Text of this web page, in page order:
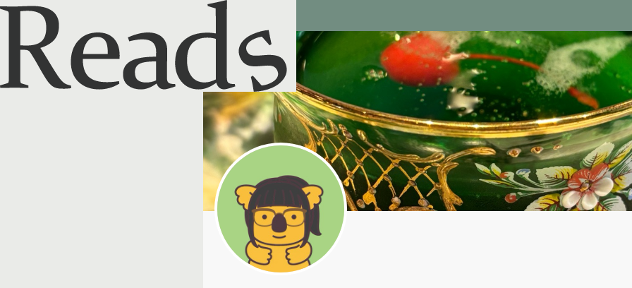
Reads - 読書のSNS＆記録アプリ